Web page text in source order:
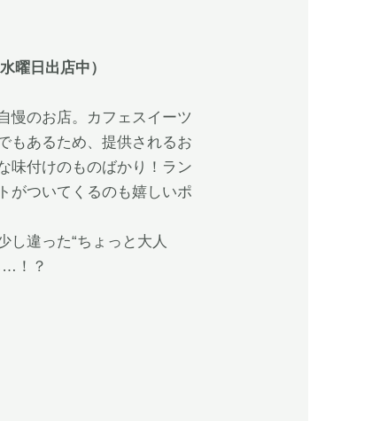
曜日出店中）
慢のお店。カフェスイーツ
もあるため、提供されるお
味付けのものばかり！ラン
がついてくるのも嬉しいポ
し違った“ちょっと大人
…！？